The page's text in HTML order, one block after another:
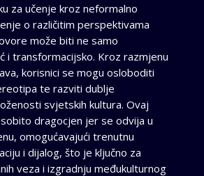
za učenje kroz neformalno
o različitim perspektivama
može biti ne samo
i transformacijsko. Kroz razmjenu
korisnici se mogu osloboditi
te razviti dublje
svjetskih kultura. Ovaj
dragocjen jer se odvija u
omogućavajući trenutnu
i dijalog, što je ključno za
veza i izgradnju međukulturnog